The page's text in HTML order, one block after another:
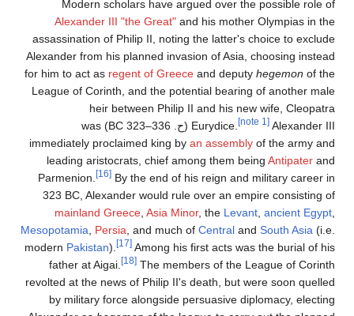
Modern scholars have argued over the possible role of
Alexander III "the Great" and his mother Olympias in the
assassination of Philip II, noting the latter's choice to exclude
Alexander from his planned invasion of Asia, choosing instead
for him to act as regent of Greece and deputy hegemon of the
League of Corinth, and the potential bearing of another male
heir between Philip II and his new wife, Cleopatra
Eurydice.
[note 1] Alexander III ( ح
) was
immediately proclaimed king by an assembly of the army and
leading aristocrats, chief among them being Antipater and
Parmenion.
[16] By the end of his reign and military career in
323 BC, Alexander would rule over an empire consisting of
mainland Greece Asia Minor, the Levant ancient Egypt
Mesopotamia
Persia , and much of Central and South Asia (i.e.
modern Pakistan). [17] Among his first acts was the burial of his
father at Aigai.
[18] The members of the League of Corinth
revolted at the news of Philip II's death, but were soon quelled
by military force alongside persuasive diplomacy, electing